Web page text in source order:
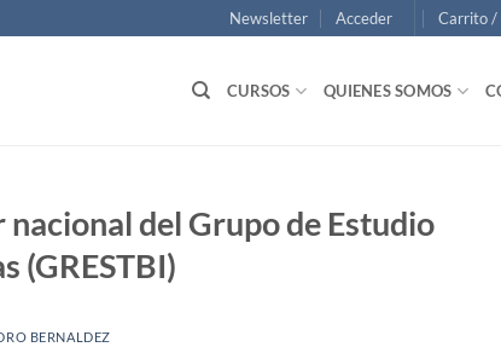
Newsletter Acceder Carrito /
CURSOS QUIENES SOMOS
del Grupo de Estudio
(GRESTBI)
BERNALDEZ